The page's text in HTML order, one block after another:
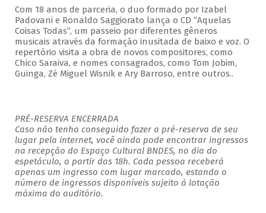
Com 18 anos de parceria, o duo formado por Izabel
Padovani e Ronaldo Saggiorato lança o CD “Aquelas
Coisas Todas”, um passeio por diferentes gêneros
musicais através da formação inusitada de baixo e voz. O
repertório visita a obra de novos compositores, como
Chico Saraiva, e nomes consagrados, como Tom Jobim,
Guinga, Zé Miguel Wisnik e Ary Barroso, entre outros..
PRÉ-RESERVA ENCERRADA
Caso não tenha conseguido fazer a pré-reserva de seu
lugar pela internet, você ainda pode encontrar ingressos
na recepção do Espaço Cultural BNDES, no dia do
espetáculo, a partir das 18h. Cada pessoa receberá
apenas um ingresso com lugar marcado, estando o
número de ingressos disponíveis sujeito à lotação
máxima do auditório.